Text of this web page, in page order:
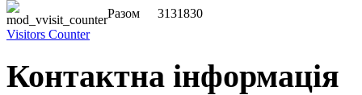
Разом
3131830
Visitors Counter
Контактна інформація